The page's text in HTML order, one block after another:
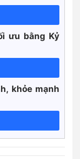
ưu bằng Kỷ
khỏe mạnh